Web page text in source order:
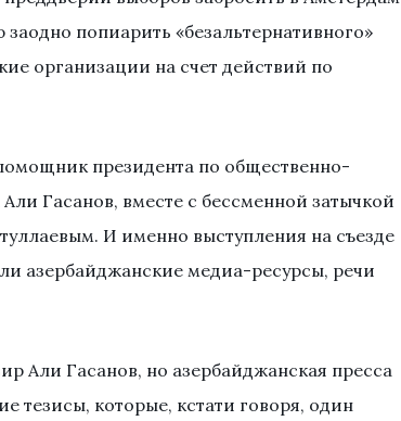
попиарить «безальтернативного»
организации на счет действий по
президента по общественно-
Гасанов, вместе с бессменной затычкой
И именно выступления на съезде
азербайджанские медиа-ресурсы, речи
Али Гасанов, но азербайджанская пресса
тезисы, которые, кстати говоря, один